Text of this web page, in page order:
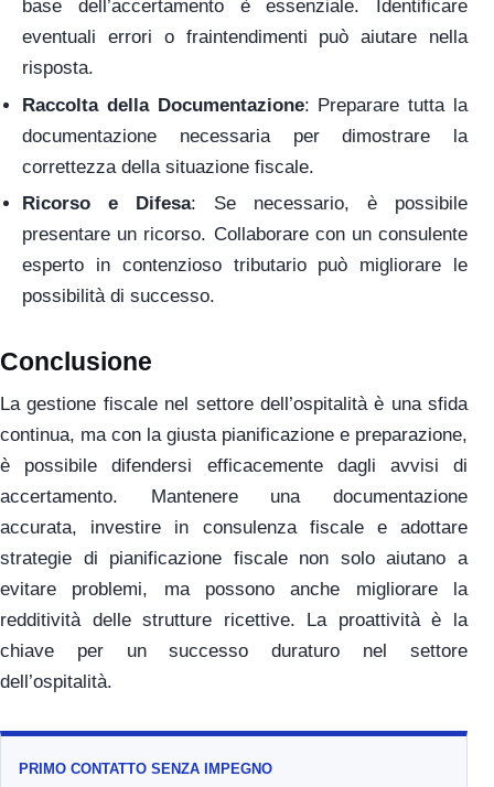
base dell’accertamento è essenziale. Identificare
eventuali errori o fraintendimenti può aiutare nella
risposta.
Raccolta della Documentazione: Preparare tutta la
documentazione necessaria per dimostrare la
correttezza della situazione fiscale.
Ricorso e Difesa: Se necessario, è possibile
presentare un ricorso. Collaborare con un consulente
esperto in contenzioso tributario può migliorare le
possibilità di successo.
Conclusione
La gestione fiscale nel settore dell’ospitalità è una sfida
continua, ma con la giusta pianificazione e preparazione,
è possibile difendersi efficacemente dagli avvisi di
accertamento. Mantenere una documentazione
accurata, investire in consulenza fiscale e adottare
strategie di pianificazione fiscale non solo aiutano a
evitare problemi, ma possono anche migliorare la
redditività delle strutture ricettive. La proattività è la
chiave per un successo duraturo nel settore
dell’ospitalità.
PRIMO CONTATTO SENZA IMPEGNO